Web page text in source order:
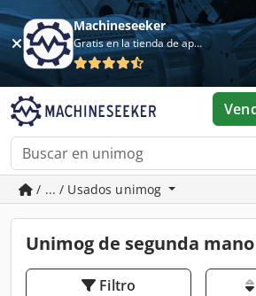
Machineseeker
Gratis en la tienda de aplicaciones
/ ... / Usados unimog
Unimog de segunda
Filtro